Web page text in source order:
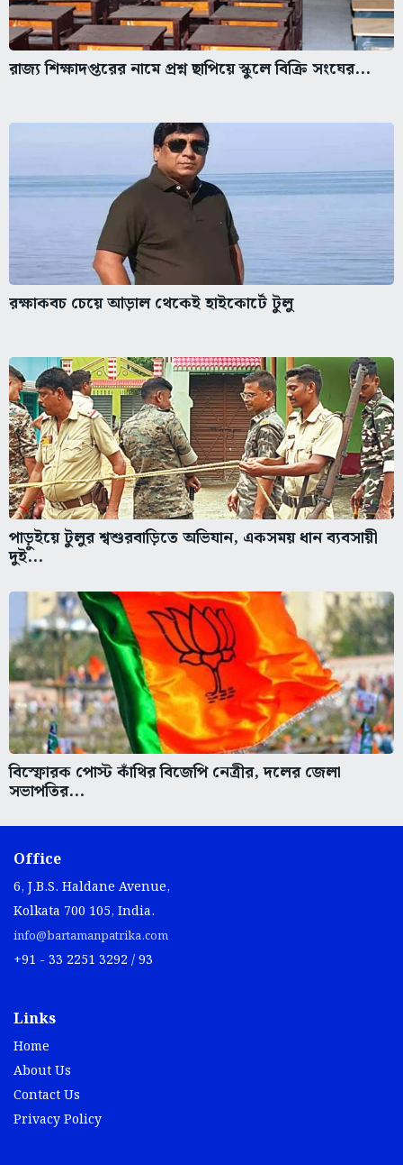
রাজ্য শিক্ষাদপ্তরের নামে প্রশ্ন ছাপিয়ে স্কুলে বিক্রি সংঘের...
রক্ষাকবচ চেয়ে আড়াল থেকেই হাইকোর্টে টুলু
পাড়ুইয়ে টুলুর শ্বশুরবাড়িতে অভিযান, একসময় ধান ব্যবসায়ী
দুই...
বিস্ফোরক পোস্ট কাঁথির বিজেপি নেত্রীর, দলের জেলা
সভাপতির...
Office
6, J.B.S. Haldane Avenue,
Kolkata 700 105, India.
info@bartamanpatrika.com
+91 - 33 2251 3292 / 93
Links
Home
About Us
Contact Us
Privacy Policy